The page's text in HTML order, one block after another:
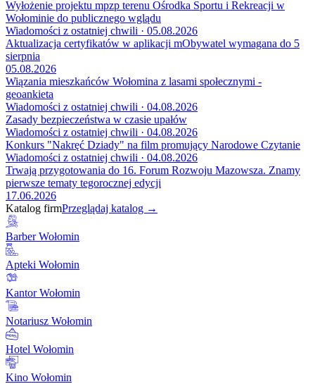
Wyłożenie projektu mpzp terenu Ośrodka Sportu i Rekreacji w
Wołominie do publicznego wglądu
Wiadomości z ostatniej chwili · 05.08.2026
Aktualizacja certyfikatów w aplikacji mObywatel wymagana do 5
sierpnia
05.08.2026
Wiązania mieszkańców Wołomina z lasami społecznymi -
geoankieta
Wiadomości z ostatniej chwili · 04.08.2026
Zasady bezpieczeństwa w czasie upałów
Wiadomości z ostatniej chwili · 04.08.2026
Konkurs "Nakręć Dziady" na film promujący Narodowe Czytanie
Wiadomości z ostatniej chwili · 04.08.2026
Trwają przygotowania do 16. Forum Rozwoju Mazowsza. Znamy
pierwsze tematy tegorocznej edycji
17.06.2026
Katalog firmPrzeglądaj katalog →
Barber Wołomin
Apteki Wołomin
Kantor Wołomin
Notariusz Wołomin
Hotel Wołomin
Kino Wołomin